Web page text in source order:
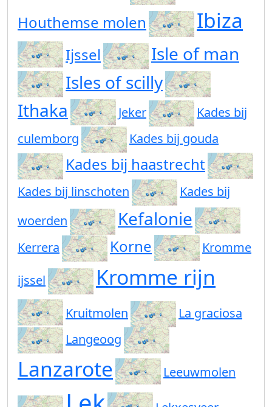
Houthemse molen Ibiza
Ijssel
Isle of man
Isles of scilly
Ithaka
Jeker
Kades bij
culemborg
Kades bij gouda
Kades bij haastrecht
Kades bij linschoten
Kades bij
woerden
Kefalonie
Kerrera Korne Kromme
ijssel Kromme rijn
Kruitmolen
La graciosa
Langeoog
Lanzarote Leeuwmolen